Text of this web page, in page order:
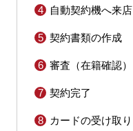
自動契約機へ来店
契約書類の作成
審査（在籍確認）
契約完了
カードの受け取り